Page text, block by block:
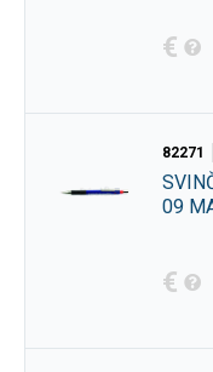
€
82271
09
€